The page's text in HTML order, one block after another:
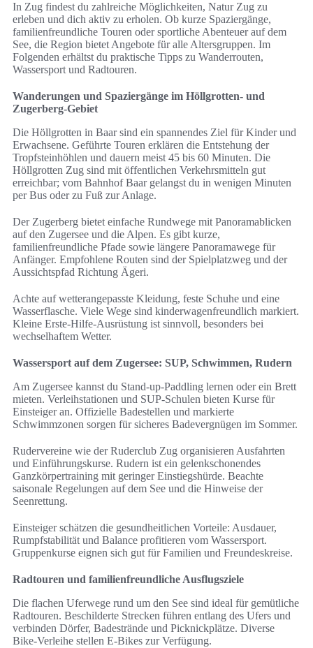
In Zug findest du zahlreiche Möglichkeiten, Natur Zug zu
erleben und dich aktiv zu erholen. Ob kurze Spaziergänge,
familienfreundliche Touren oder sportliche Abenteuer auf dem
See, die Region bietet Angebote für alle Altersgruppen. Im
Folgenden erhältst du praktische Tipps zu Wanderrouten,
Wassersport und Radtouren.
Wanderungen und Spaziergänge im Höllgrotten- und
Zugerberg-Gebiet
Die Höllgrotten in Baar sind ein spannendes Ziel für Kinder und
Erwachsene. Geführte Touren erklären die Entstehung der
Tropfsteinhöhlen und dauern meist 45 bis 60 Minuten. Die
Höllgrotten Zug sind mit öffentlichen Verkehrsmitteln gut
erreichbar; vom Bahnhof Baar gelangst du in wenigen Minuten
per Bus oder zu Fuß zur Anlage.
Der Zugerberg bietet einfache Rundwege mit Panoramablicken
auf den Zugersee und die Alpen. Es gibt kurze,
familienfreundliche Pfade sowie längere Panoramawege für
Anfänger. Empfohlene Routen sind der Spielplatzweg und der
Aussichtspfad Richtung Ägeri.
Achte auf wetterangepasste Kleidung, feste Schuhe und eine
Wasserflasche. Viele Wege sind kinderwagenfreundlich markiert.
Kleine Erste-Hilfe-Ausrüstung ist sinnvoll, besonders bei
wechselhaftem Wetter.
Wassersport auf dem Zugersee: SUP, Schwimmen, Rudern
Am Zugersee kannst du Stand-up-Paddling lernen oder ein Brett
mieten. Verleihstationen und SUP-Schulen bieten Kurse für
Einsteiger an. Offizielle Badestellen und markierte
Schwimmzonen sorgen für sicheres Badevergnügen im Sommer.
Rudervereine wie der Ruderclub Zug organisieren Ausfahrten
und Einführungskurse. Rudern ist ein gelenkschonendes
Ganzkörpertraining mit geringer Einstiegshürde. Beachte
saisonale Regelungen auf dem See und die Hinweise der
Seenrettung.
Einsteiger schätzen die gesundheitlichen Vorteile: Ausdauer,
Rumpfstabilität und Balance profitieren vom Wassersport.
Gruppenkurse eignen sich gut für Familien und Freundeskreise.
Radtouren und familienfreundliche Ausflugsziele
Die flachen Uferwege rund um den See sind ideal für gemütliche
Radtouren. Beschilderte Strecken führen entlang des Ufers und
verbinden Dörfer, Badestrände und Picknickplätze. Diverse
Bike-Verleihe stellen E-Bikes zur Verfügung.